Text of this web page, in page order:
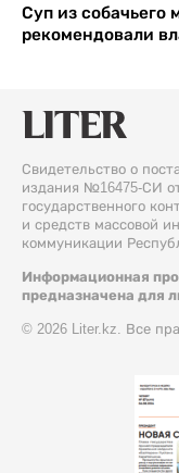
Суп из собачьего
рекомендовали
Свидетельство о
издания №16475-СИ
государственного
и средств массовой
коммуникации
Информационная
предназначена для
© 2026 Liter.kz. Все